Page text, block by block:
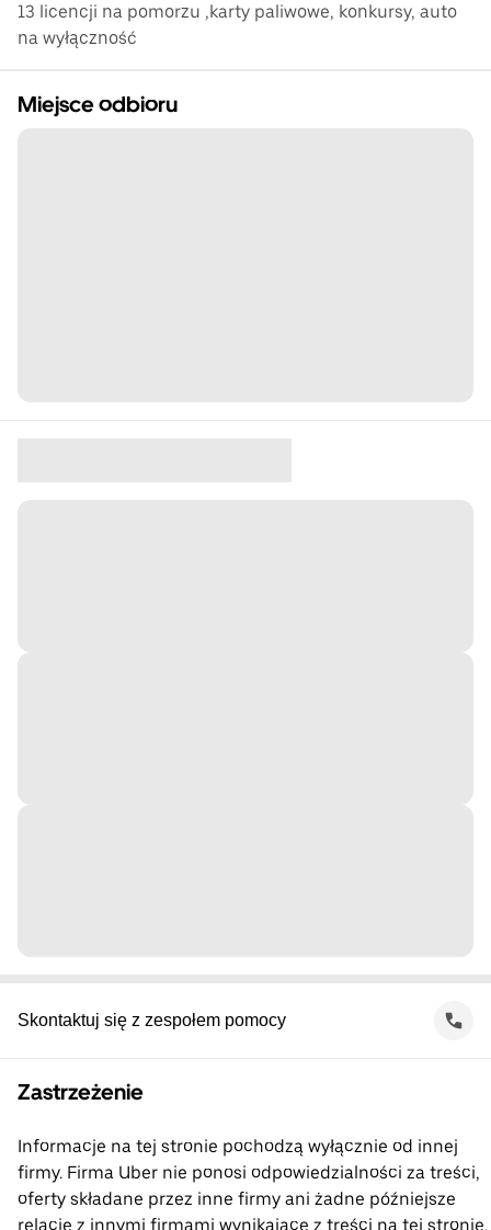
13 licencji na pomorzu ,karty paliwowe, konkursy, auto
na wyłączność
Miejsce odbioru
Skontaktuj się z zespołem pomocy
Zastrzeżenie
Informacje na tej stronie pochodzą wyłącznie od innej
firmy. Firma Uber nie ponosi odpowiedzialności za treści,
oferty składane przez inne firmy ani żadne późniejsze
relacje z innymi firmami wynikające z treści na tej stronie.